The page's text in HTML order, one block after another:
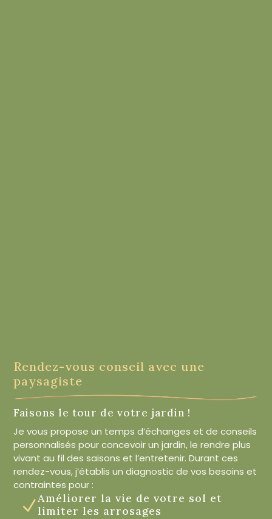
Rendez-vous conseil avec une
paysagiste
Faisons le tour de votre jardin !
Je vous propose un temps d’échanges et de conseils
personnalisés pour concevoir un jardin, le rendre plus
vivant au fil des saisons et l’entretenir. Durant ces
rendez-vous, j’établis un diagnostic de vos besoins et
contraintes pour :
NAméliorer la vie de votre sol et
limiter les arrosages